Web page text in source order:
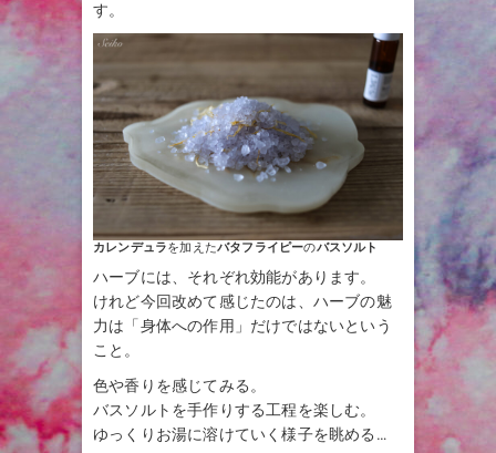
す。
カレンデュラを加えたバタフライピーのバスソルト
ハーブには、それぞれ効能があります。
けれど今回改めて感じたのは、ハーブの魅
力は「身体への作用」だけではないという
こと。
色や香りを感じてみる。
バスソルトを手作りする工程を楽しむ。
ゆっくりお湯に溶けていく様子を眺める…